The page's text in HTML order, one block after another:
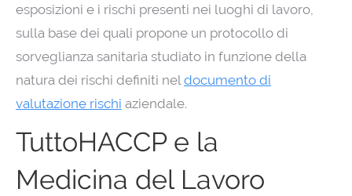
esposizioni e i rischi presenti nei luoghi di lavoro,
sulla base dei quali propone un protocollo di
sorveglianza sanitaria studiato in funzione della
natura dei rischi definiti nel documento di
valutazione rischi aziendale.
TuttoHACCP e la
Medicina del Lavoro